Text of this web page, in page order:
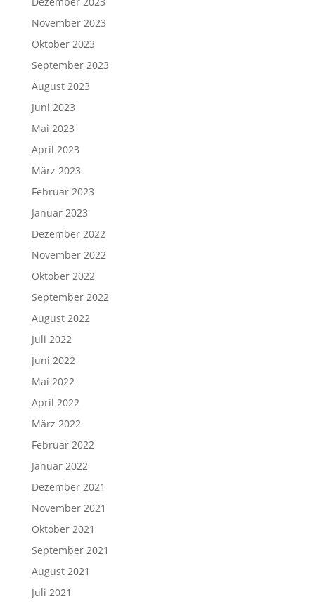
November 2023
Oktober 2023
September 2023
August 2023
Juni 2023
Mai 2023
April 2023
März 2023
Februar 2023
Januar 2023
Dezember 2022
November 2022
Oktober 2022
September 2022
August 2022
Juli 2022
Juni 2022
Mai 2022
April 2022
März 2022
Februar 2022
Januar 2022
Dezember 2021
November 2021
Oktober 2021
September 2021
August 2021
Juli 2021